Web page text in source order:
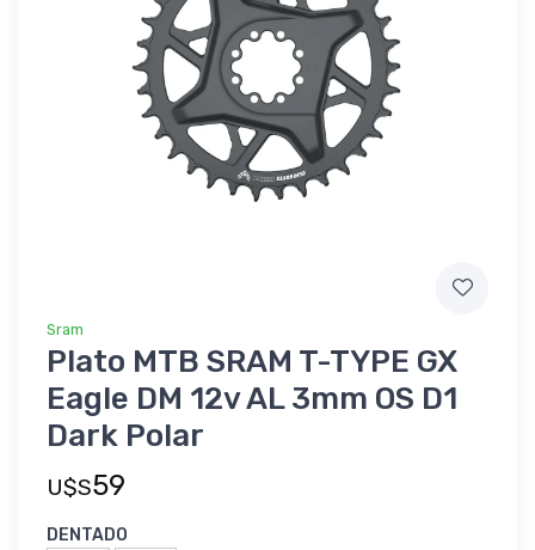
Sram
Plato MTB SRAM T-TYPE GX
Eagle DM 12v AL 3mm OS D1
Dark Polar
U$S59
DENTADO